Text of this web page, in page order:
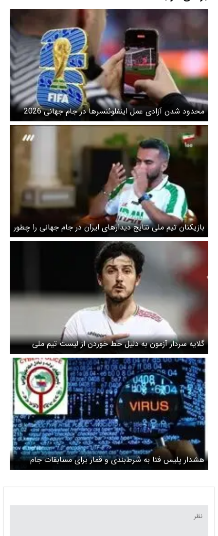
محدود شدن آزادی عمل اینفلوئنسرها در جام جهانی 2026
بازیکنان تیم ملی نتایج دیدارهای ایران در جام جهانی را چطور
پیش‌بینی کردند؟ +‌ویدئو
گلایه سردار آزمون به دلیل خط خوردن از لیست تیم ملی
فوتبال برای جام جهانی / رسم رفاقت اینطور نبود / من خونم
ایرانی است
هشدار پلیس فتا به شرط‌بندی و قمار برای مسابقات جام
جهانی فوتبال / کارگروه‌های ویژه عملیاتی برای رصد